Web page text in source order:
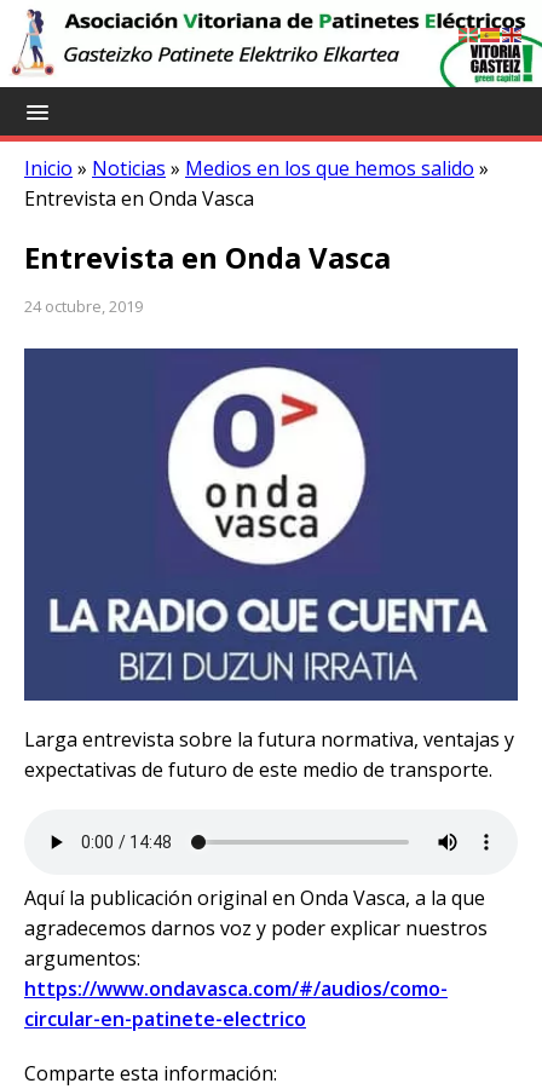
Inicio » Noticias » Medios en los que hemos salido »
Entrevista en Onda Vasca
Entrevista en Onda Vasca
24 octubre, 2019
Larga entrevista sobre la futura normativa, ventajas y
expectativas de futuro de este medio de transporte.
Aquí la publicación original en Onda Vasca, a la que
agradecemos darnos voz y poder explicar nuestros
argumentos:
https://www.ondavasca.com/#/audios/como-
circular-en-patinete-electrico
Comparte esta información: